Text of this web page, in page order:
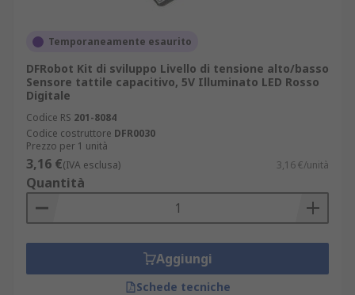
Temporaneamente esaurito
DFRobot Kit di sviluppo Livello di tensione alto/basso
Sensore tattile capacitivo, 5V Illuminato LED Rosso
Digitale
Codice RS 201-8084
Codice costruttore DFR0030
Prezzo per 1 unità
3,16 €(IVA esclusa) 3,16 €/unità
Quantità
Aggiungi
Schede tecniche